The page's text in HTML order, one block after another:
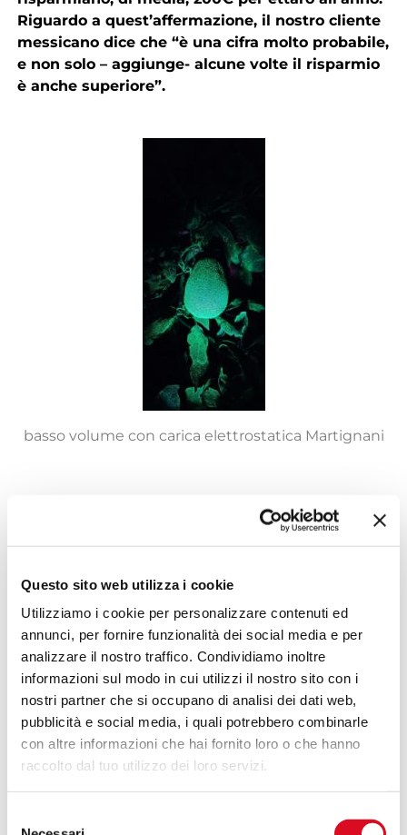
Questo sito web utilizza i cookie
Utilizziamo i cookie per personalizzare contenuti ed
annunci, per fornire funzionalità dei social media e per
analizzare il nostro traffico. Condividiamo inoltre
informazioni sul modo in cui utilizzi il nostro sito con i
nostri partner che si occupano di analisi dei dati web,
pubblicità e social media, i quali potrebbero combinarle
con altre informazioni che hai fornito loro o che hanno
raccolto dal tuo utilizzo dei loro servizi.
Riguardo a quest’affermazione, il nostro cliente
messicano dice che “è una cifra molto probabile,
e non solo – aggiunge- alcune volte il risparmio
è anche superiore”.
basso volume con carica elettrostatica Martignani
Scopri l’atomizzatore